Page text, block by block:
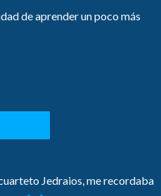
de aprender un poco más
Jedraios, me recordaba